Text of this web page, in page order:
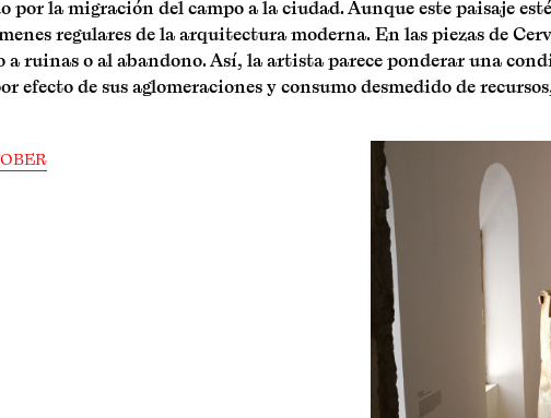
por la migración del campo a la ciudad. Aunque este paisaje
regulares de la arquitectura moderna. En las piezas de
a ruinas o al abandono. Así, la artista parece ponderar una
efecto de sus aglomeraciones y consumo desmedido de